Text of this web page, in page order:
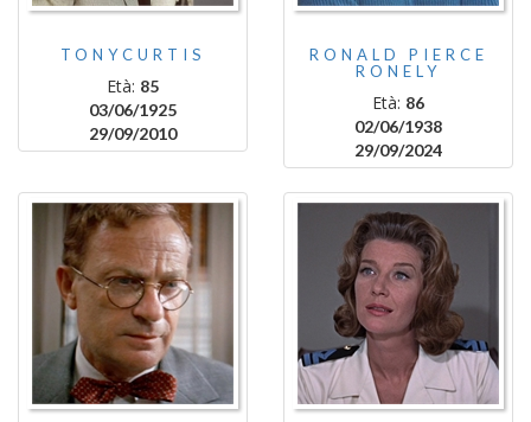
TONYCURTIS
Età: 85
03/06/1925
29/09/2010
RONALD PIERCE
RONELY
Età: 86
02/06/1938
29/09/2024